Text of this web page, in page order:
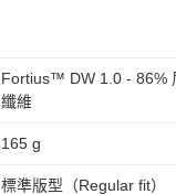
Fortius™ DW 1.0 - 86%
纖維
165 g
標準版型（Regular fit）